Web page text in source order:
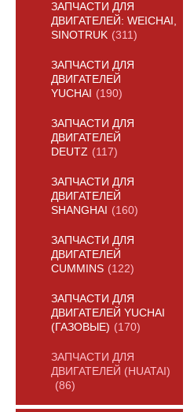
ЗАПЧАСТИ ДЛЯ
ДВИГАТЕЛЕЙ: WEICHAI,
SINOTRUK (311)
ЗАПЧАСТИ ДЛЯ
ДВИГАТЕЛЕЙ
YUCHAI (190)
ЗАПЧАСТИ ДЛЯ
ДВИГАТЕЛЕЙ
DEUTZ (117)
ЗАПЧАСТИ ДЛЯ
ДВИГАТЕЛЕЙ
SHANGHAI (160)
ЗАПЧАСТИ ДЛЯ
ДВИГАТЕЛЕЙ
CUMMINS (122)
ЗАПЧАСТИ ДЛЯ
ДВИГАТЕЛЕЙ YUCHAI
(ГАЗОВЫЕ) (170)
ЗАПЧАСТИ ДЛЯ
ДВИГАТЕЛЕЙ (HUATAI)
(86)